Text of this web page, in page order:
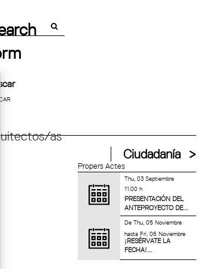
as
Ciudadanía
Propers Actes
Thu, 03 Septiembre
11.00 h
PRESENTACIÓN DEL
ANTEPROYECTO DE...
DeThu, 05 Noviembre
hastaFri, 06 Noviembre
¡RESÉRVATE LA
FECHA!...